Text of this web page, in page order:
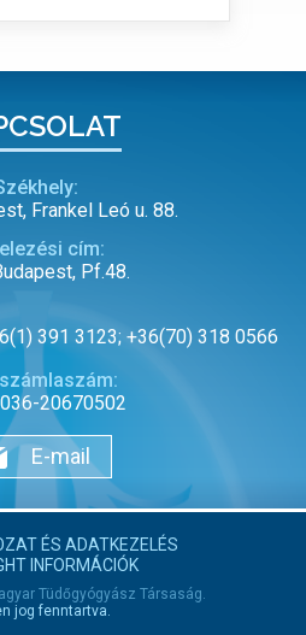
Frankel Leó u. 88.
cím:
Pf.48.
391 3123; +36(70) 318 0566
20670502
E-mail
ÉS ADATKEZELÉS
INFORMÁCIÓK
Tüdőgyógyász Társaság.
jog fenntartva.